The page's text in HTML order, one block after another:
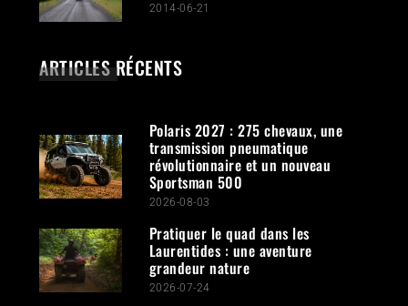
2014-06-21
ARTICLES RÉCENTS
Polaris 2027 : 275 chevaux, une
transmission pneumatique
révolutionnaire et un nouveau
Sportsman 500
2026-08-03
Pratiquer le quad dans les
Laurentides : une aventure
grandeur nature
2026-07-24